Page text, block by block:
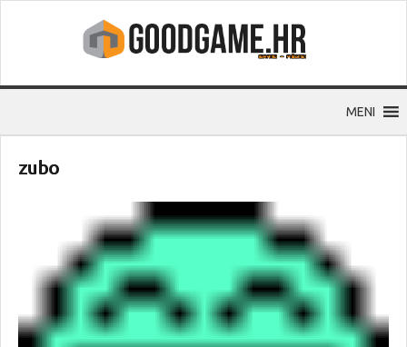
MENI
zubo